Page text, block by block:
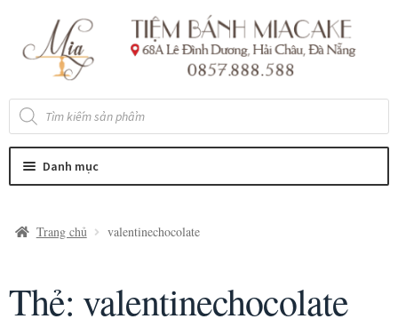
đến
Điều
đến
nội
Tìm
kiếm
sản
Danh mục
Trang chủ valentinechocolate
Thẻ: valentinechocolate